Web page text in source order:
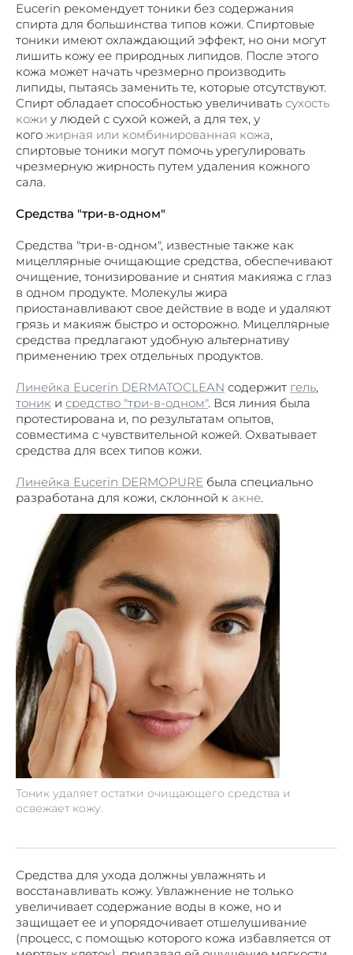
Тоник удаляет остатки очищающего средства и
освежает кожу.
Eucerin рекомендует тоники без содержания
спирта для большинства типов кожи. Спиртовые
тоники имеют охлаждающий эффект, но они могут
лишить кожу ее природных липидов. После этого
кожа может начать чрезмерно производить
липиды, пытаясь заменить те, которые отсутствуют.
Спирт обладает способностью увеличивать сухость
кожи у людей с сухой кожей, а для тех, у
кого жирная или комбинированная кожа,
спиртовые тоники могут помочь урегулировать
чрезмерную жирность путем удаления кожного
сала.
Средства "три-в-одном"
Средства "три-в-одном", известные также как
мицеллярные очищающие средства, обеспечивают
очищение, тонизирование и снятия макияжа с глаз
в одном продукте. Молекулы жира
приостанавливают свое действие в воде и удаляют
грязь и макияж быстро и осторожно. Мицеллярные
средства предлагают удобную альтернативу
применению трех отдельных продуктов.
Линейка Eucerin DERMATOCLEAN содержит гель,
тоник и средство "три-в-одном". Вся линия была
протестирована и, по результатам опытов,
совместима с чувствительной кожей. Охватывает
средства для всех типов кожи.
Линейка Eucerin DERMOPURE была специально
разработана для кожи, склонной к акне.
Средства для ухода должны увлажнять и
восстанавливать кожу. Увлажнение не только
увеличивает содержание воды в коже, но и
защищает ее и упорядочивает отшелушивание
(процесс, с помощью которого кожа избавляется от